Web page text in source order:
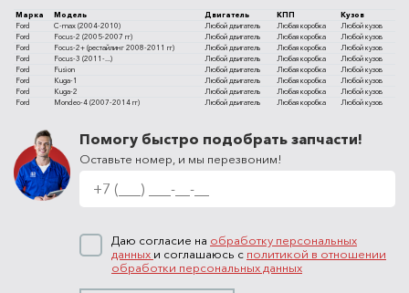
Марка Модель Двигатель КПП
Кузов
Ford
C-max (2004-2010) Любой двигатель Любая коробка
Любой кузов
Ford
Focus-2 (2005-2007 гг) Любой двигатель Любая коробка
Любой кузов
Ford
Focus-2+ (рестайлинг 2008-2011 гг) Любой двигатель Любая коробка
Любой кузов
Ford
Focus-3 (2011-...) Любой двигатель Любая коробка
Любой кузов
Ford
Fusion Любой двигатель Любая коробка
Любой кузов
Ford
Kuga-1 Любой двигатель Любая коробка
Любой кузов
Ford
Kuga-2 Любой двигатель Любая коробка
Любой кузов
Ford
Mondeo-4 (2007-2014 гг) Любой двигатель Любая коробка Любой кузов
Помогу быстро подобрать запчасти!
Оставьте номер, и мы перезвоним!
Даю согласие на обработку персональных
данных и соглашаюсь с политикой в отношении
обработки персональных данных